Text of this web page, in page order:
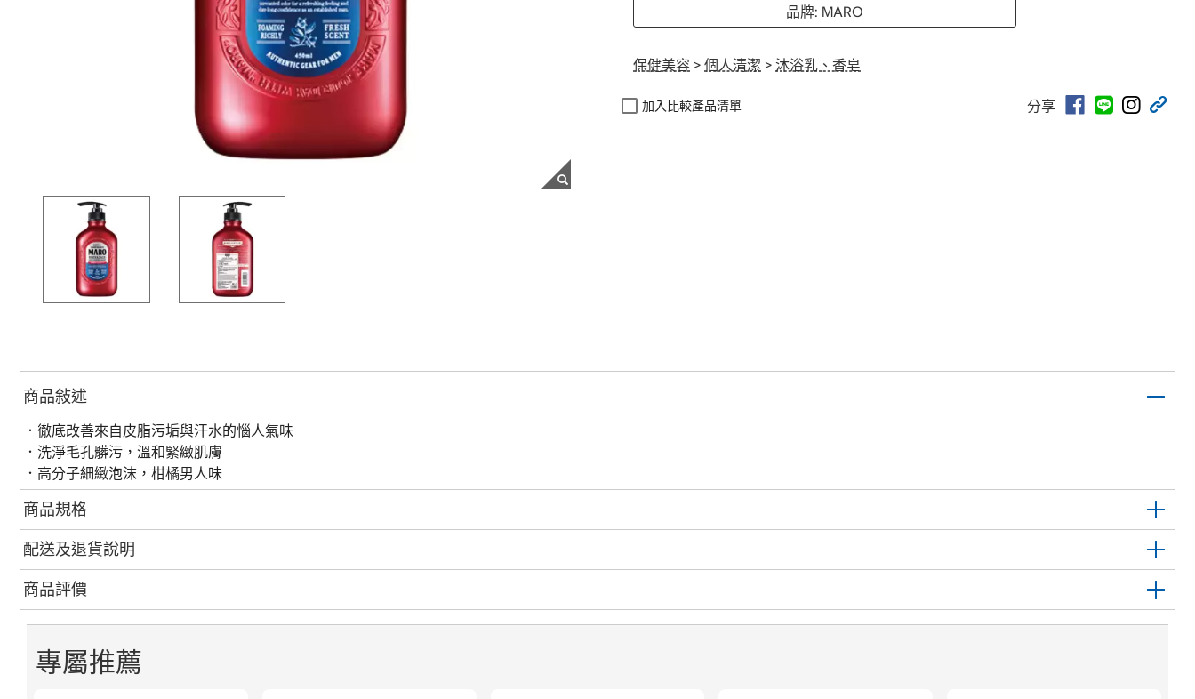
品牌: MARO
保健美容 > 個人清潔 > 沐浴乳、香皂
加入比較產品清單 分享
商品敍述
．徹底改善來自皮脂污垢與汗水的惱人氣味
．洗淨毛孔髒污，溫和緊緻肌膚
．高分子細緻泡沫，柑橘男人味
商品規格
配送及退貨說明
商品評價
專屬推薦